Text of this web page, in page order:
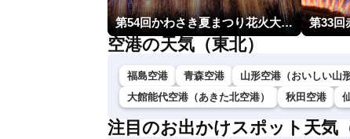
第54回かわさき夏まつり花火大会「おらが自慢のでっかい花火」 第33回
空港の天気（東北）
福島空港 青森空港 山形空港（おいしい山
大館能代空港（あきた北空港）
秋田空港
注目のお出かけスポット天気